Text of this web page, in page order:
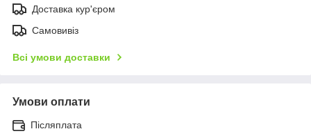
Доставка кур'єром
Самовивіз
Всі умови доставки
Умови оплати
Післяплата